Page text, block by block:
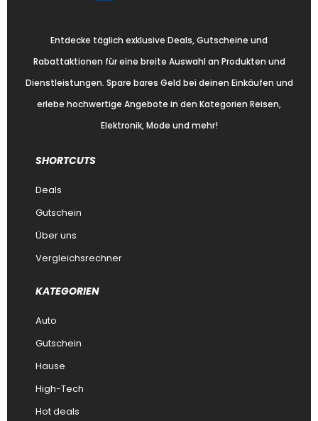
Entdecke täglich exklusive Deals, Gutscheine und
Rabattaktionen für eine breite Auswahl an Produkten und
Dienstleistungen. Spare bares Geld bei deinen Einkäufen und
erlebe hochwertige Angebote in den Kategorien Reisen,
Elektronik, Mode und mehr!
SHORTCUTS
Deals
Gutschein
Über uns
Vergleichsrechner
KATEGORIEN
Auto
Gutschein
Hause
High-Tech
Hot deals